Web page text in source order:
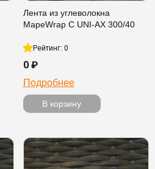
Лента из углеволокна
MapeWrap C UNI-AX 300/40
Рейтинг: 0
0 ₽
Подробнее
В корзину